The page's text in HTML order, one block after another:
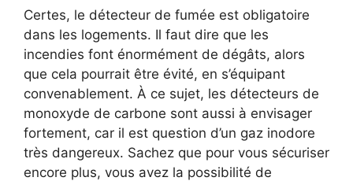
Certes, le détecteur de fumée est obligatoire
dans les logements. Il faut dire que les
incendies font énormément de dégâts, alors
que cela pourrait être évité, en s’équipant
convenablement. À ce sujet, les détecteurs de
monoxyde de carbone sont aussi à envisager
fortement, car il est question d’un gaz inodore
très dangereux. Sachez que pour vous sécuriser
encore plus, vous avez la possibilité de